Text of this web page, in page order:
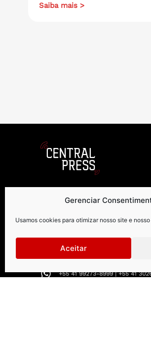
Gerenciar
Usamos cookies para otimizar nosso site e
Aceitar
Saiba mais >
Curitiba.
Rua Petit Carneiro, 1122 | 9º andar
CEP: 80240050
+55 41 99273-8999 | +55 41